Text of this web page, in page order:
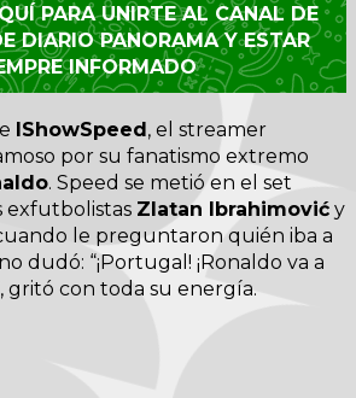
PARA UNIRTE AL CANAL DE
DIARIO PANORAMA Y ESTAR
INFORMADO
IShowSpeed, el streamer
por su fanatismo extremo
. Speed se metió en el set
exfutbolistas Zlatan Ibrahimović y
le preguntaron quién iba a
dudó: “¡Portugal! ¡Ronaldo va a
gritó con toda su energía.